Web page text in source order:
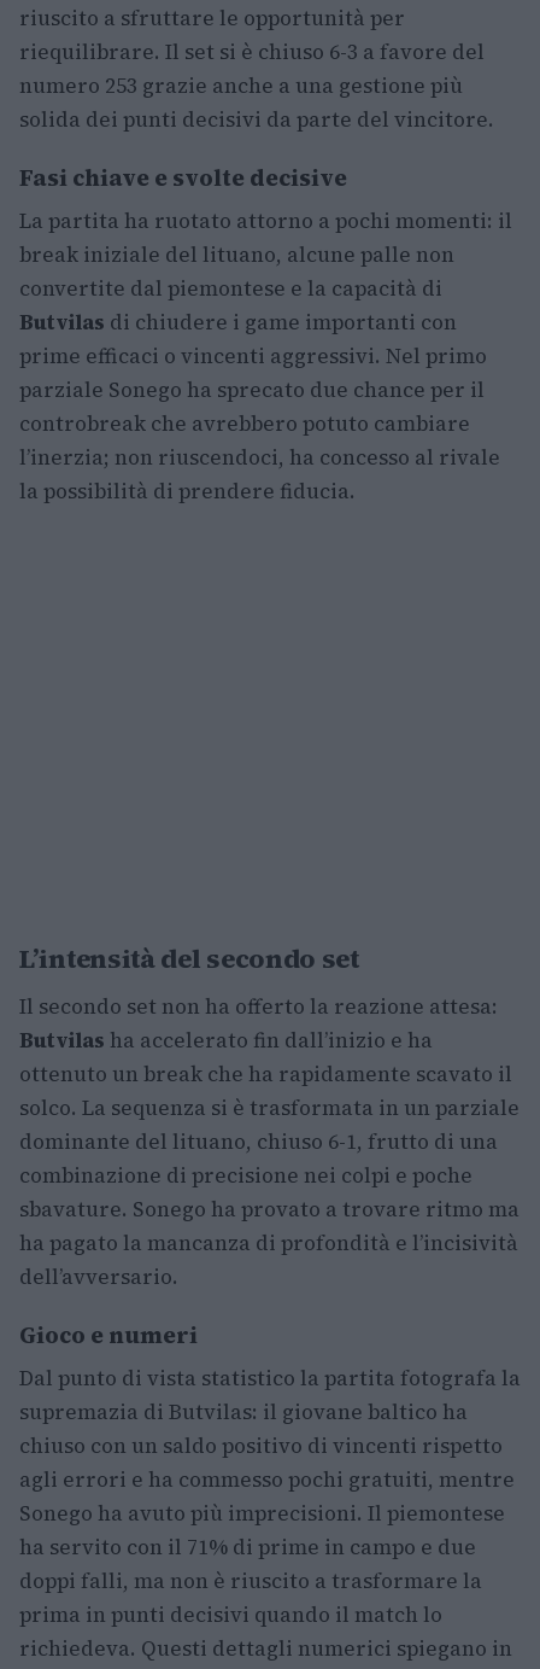
riuscito a sfruttare le opportunità per
riequilibrare. Il set si è chiuso 6-3 a favore del
numero 253 grazie anche a una gestione più
solida dei punti decisivi da parte del vincitore.
Fasi chiave e svolte decisive
La partita ha ruotato attorno a pochi momenti: il
break iniziale del lituano, alcune palle non
convertite dal piemontese e la capacità di
Butvilas di chiudere i game importanti con
prime efficaci o vincenti aggressivi. Nel primo
parziale Sonego ha sprecato due chance per il
controbreak che avrebbero potuto cambiare
l’inerzia; non riuscendoci, ha concesso al rivale
la possibilità di prendere fiducia.
L’intensità del secondo set
Il secondo set non ha offerto la reazione attesa:
Butvilas ha accelerato fin dall’inizio e ha
ottenuto un break che ha rapidamente scavato il
solco. La sequenza si è trasformata in un parziale
dominante del lituano, chiuso 6-1, frutto di una
combinazione di precisione nei colpi e poche
sbavature. Sonego ha provato a trovare ritmo ma
ha pagato la mancanza di profondità e l’incisività
dell’avversario.
Gioco e numeri
Dal punto di vista statistico la partita fotografa la
supremazia di Butvilas: il giovane baltico ha
chiuso con un saldo positivo di vincenti rispetto
agli errori e ha commesso pochi gratuiti, mentre
Sonego ha avuto più imprecisioni. Il piemontese
ha servito con il 71% di prime in campo e due
doppi falli, ma non è riuscito a trasformare la
prima in punti decisivi quando il match lo
richiedeva. Questi dettagli numerici spiegano in